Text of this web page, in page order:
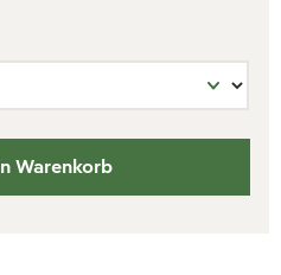
Warenkorb